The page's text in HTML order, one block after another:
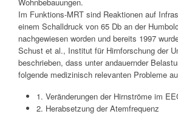
Im Funktions-MRT sind Reaktionen auf
einem Schalldruck von 65 Db an der
nachgewiesen worden und bereits 1997
Schust et al., Institut für Hirnforschung der
beschrieben, dass unter andauernder
folgende medizinisch relevanten Probleme
1. Veränderungen der Hirnströme im
2. Herabsetzung der Atemfrequenz